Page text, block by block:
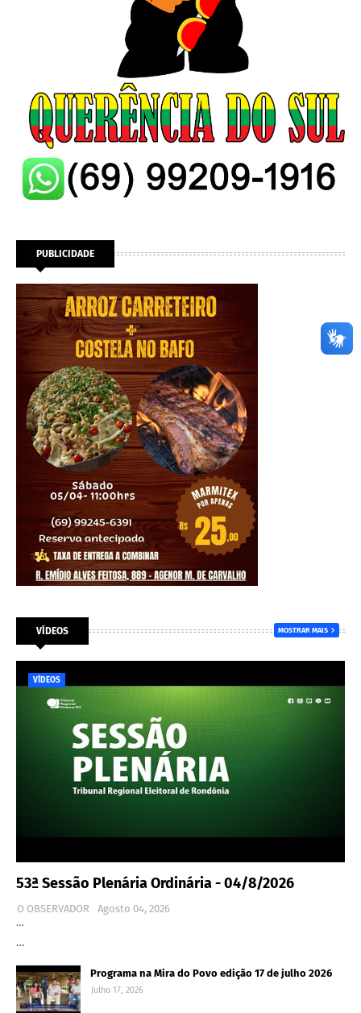
PUBLICIDADE
VÍDEOS MOSTRAR MAIS
VÍDEOS
53ª Sessão Plenária Ordinária - 04/8/2026
O OBSERVADOR
Agosto 04, 2026
…
…
Programa na Mira do Povo edição 17 de julho 2026
Julho 17, 2026